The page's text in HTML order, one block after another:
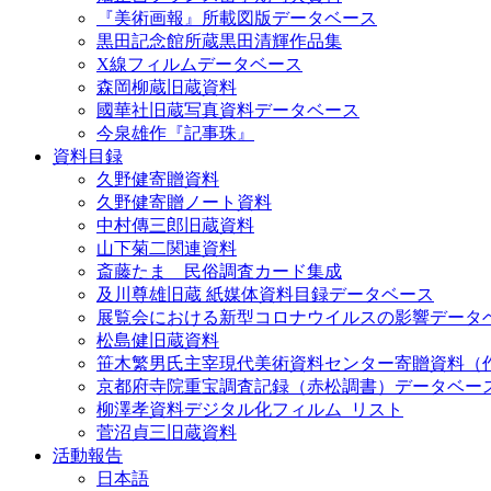
『美術画報』所載図版データベース
黒田記念館所蔵黒田清輝作品集
X線フィルムデータベース
森岡柳蔵旧蔵資料
國華社旧蔵写真資料データベース
今泉雄作『記事珠』
資料目録
久野健寄贈資料
久野健寄贈ノート資料
中村傳三郎旧蔵資料
山下菊二関連資料
斎藤たま 民俗調査カード集成
及川尊雄旧蔵 紙媒体資料目録データベース
展覧会における新型コロナウイルスの影響データ
松島健旧蔵資料
笹木繁男氏主宰現代美術資料センター寄贈資料（
京都府寺院重宝調査記録（赤松調書）データベー
柳澤孝資料デジタル化フィルム_リスト
菅沼貞三旧蔵資料
活動報告
日本語